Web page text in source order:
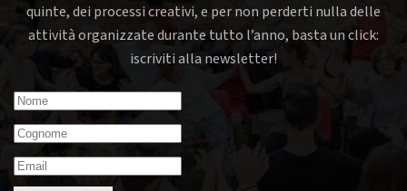
quinte, dei processi creativi, e per non perderti nulla delle
attività organizzate durante tutto l’anno, basta un click:
iscriviti alla newsletter!